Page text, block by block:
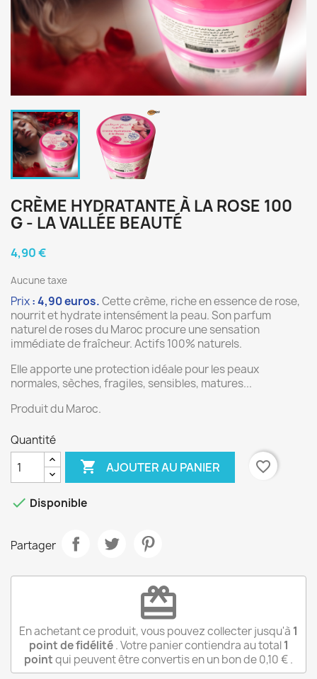
CRÈME HYDRATANTE À LA ROSE 100
G - LA VALLÉE BEAUTÉ
4,90 €
Aucune taxe
Prix: 4,90 euros.Cette crème, riche en essence de rose,
nourrit et hydrate intensément la peau. Son parfum
naturel de roses du Maroc procure une sensation
immédiate de fraîcheur. Actifs 100% naturels.
Elle apporte une protection idéale pour les peaux
normales, sèches, fragiles, sensibles, matures...
Produit du Maroc.
Quantité
 AJOUTER AU PANIER favorite_border
 Disponible
Partager
redeem
En achetant ce produit, vous pouvez collecter jusqu'à 1
point de fidélité. Votre panier contiendra au total1
pointqui peuvent être convertis en un bon de0,10 €.